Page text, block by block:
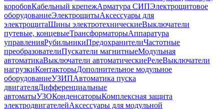
коробовКабельный крепежАрматура СИПЭлектрощитовое
оборудованиеЭлектрощитыАксессуары для
электрощитаШины электротехническиеВыключатели
путевые, концевыеТрансформаторыАппаратура
управленияРубильникиПредохранителиЧастотные
преобразователиПускатели магнитныеМодульная
автоматикаВыключатели автоматическиеРелеВыключатели
нагрузкиКонтакторыДополнительное модульное
оборудованиеУЗИПАвтоматика пуска
двигателяДифференциальные
автоматыУЗОКонденсаторыКомплексная защита
электродвигателейАксессуары для модульной